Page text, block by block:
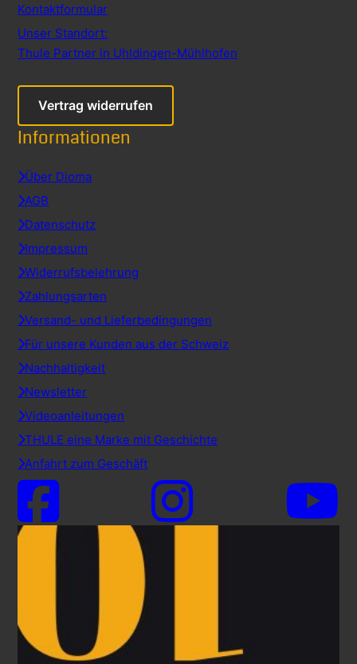
Kontaktformular
Unser Standort:
Thule Partner in Uhldingen-Mühlhofen
Vertrag widerrufen
Informationen
Über Dioma
AGB
Datenschutz
Impressum
Widerrufsbelehrung
Zahlungsarten
Versand- und Lieferbedingungen
Für unsere Kunden aus der Schweiz
Nachhaltigkeit
Newsletter
Videoanleitungen
THULE eine Marke mit Geschichte
Anfahrt zum Geschäft